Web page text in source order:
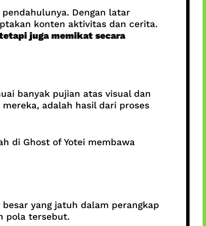
Dengan latar
konten aktivitas dan cerita.
juga memikat secara
banyak pujian atas visual dan
adalah hasil dari proses
di Ghost of Yotei membawa
yang jatuh dalam perangkap
pola tersebut.